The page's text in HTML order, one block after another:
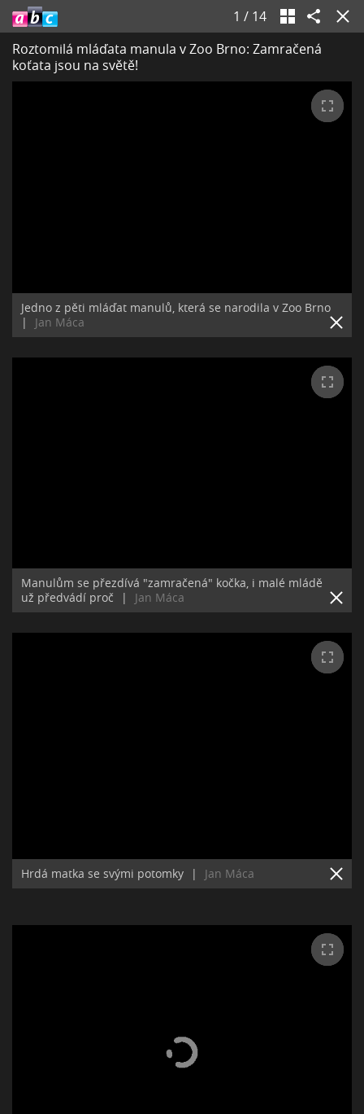
1 / 14
Roztomilá mláďata manula v Zoo Brno: Zamračená
koťata jsou na světě!
Jedno z pěti mláďat manulů, která se narodila v Zoo Brno
|
Jan Máca
Manulům se přezdívá "zamračená" kočka, i malé mládě
už předvádí proč
| Jan Máca
Hrdá matka se svými potomky | Jan Máca